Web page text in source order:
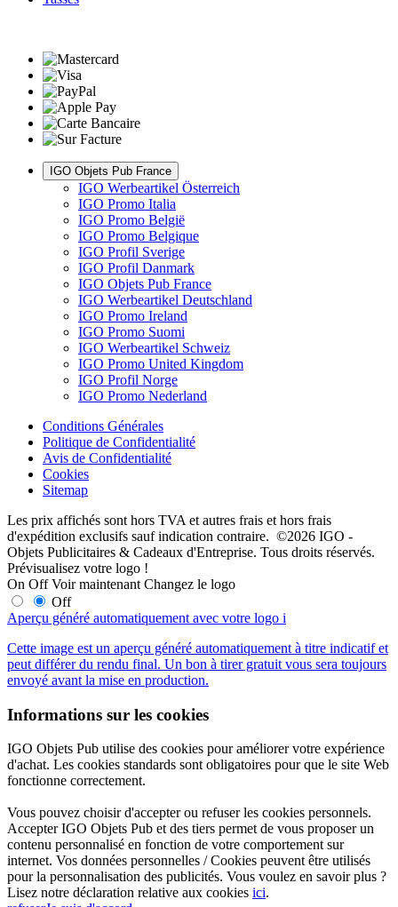
IGO Objets Pub France
IGO Werbeartikel Österreich
IGO Promo Italia
IGO Promo België
IGO Promo Belgique
IGO Profil Sverige
IGO Profil Danmark
IGO Objets Pub France
IGO Werbeartikel Deutschland
IGO Promo Ireland
IGO Promo Suomi
IGO Werbeartikel Schweiz
IGO Promo United Kingdom
IGO Profil Norge
IGO Promo Nederland
Conditions Générales
Politique de Confidentialité
Avis de Confidentialité
Cookies
Sitemap
Les prix affichés sont hors TVA et autres frais et hors frais
d'expédition exclusifs sauf indication contraire. ©2026 IGO -
Objets Publicitaires & Cadeaux d'Entreprise. Tous droits réservés.
Prévisualisez votre logo !
On Off Voir maintenant Changez le logo
Off
Aperçu généré automatiquement avec votre logo i
Cette image est un aperçu généré automatiquement à titre indicatif et
peut différer du rendu final. Un bon à tirer gratuit vous sera toujours
envoyé avant la mise en production.
Informations sur les cookies
IGO Objets Pub utilise des cookies pour améliorer votre expérience
d'achat. Les cookies standards sont obligatoires pour que le site Web
fonctionne correctement.
Vous pouvez choisir d'accepter ou refuser les cookies personnels.
Accepter IGO Objets Pub et des tiers permet de vous proposer un
contenu personnalisé en fonction de votre comportement sur
internet. Vos données personnelles / Cookies peuvent être utilisés
pour la personnalisation des publicités. Vous voulez en savoir plus ?
Lisez notre déclaration relative aux cookies ici.